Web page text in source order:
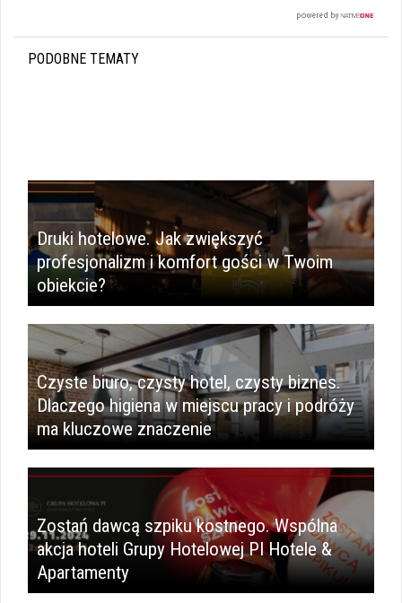
PODOBNE TEMATY
Druki hotelowe. Jak zwiększyć
profesjonalizm i komfort gości w Twoim
obiekcie?
Czyste biuro, czysty hotel, czysty biznes.
Dlaczego higiena w miejscu pracy i podróży
ma kluczowe znaczenie
Zostań dawcą szpiku kostnego. Wspólna
akcja hoteli Grupy Hotelowej PI Hotele &
Apartamenty